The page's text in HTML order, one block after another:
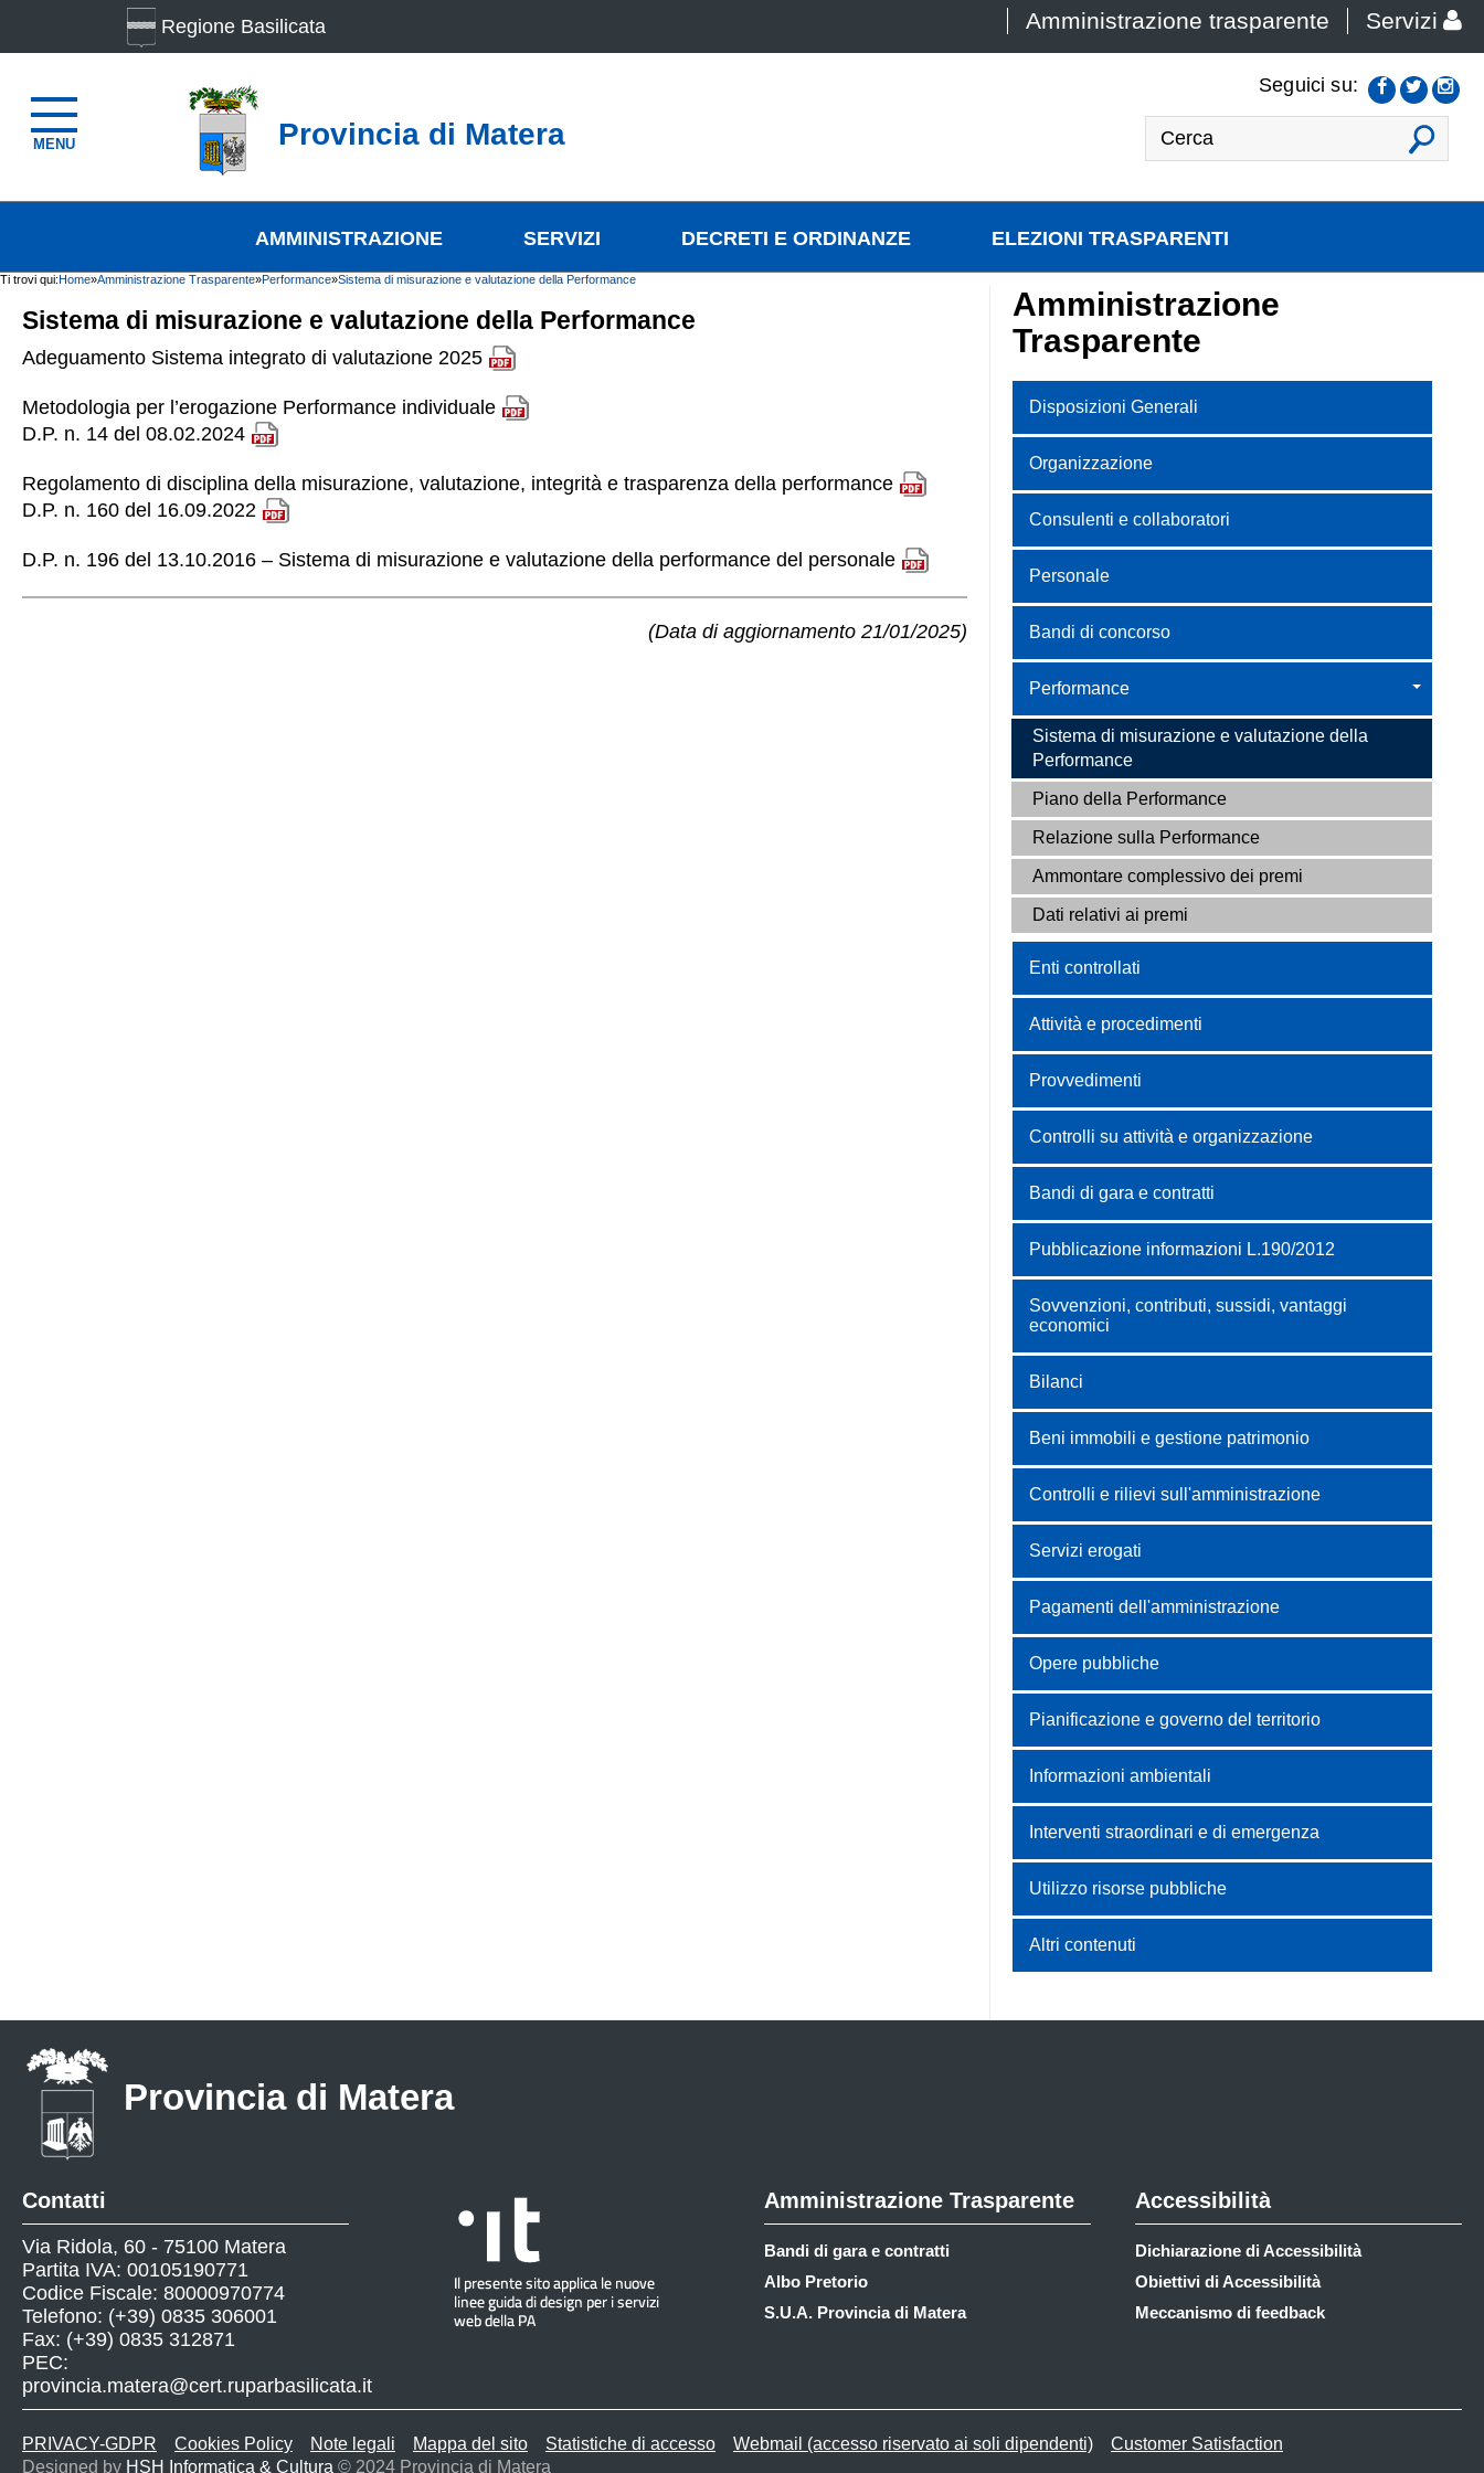
MENU
Regione Basilicata Amministrazione trasparente Servizi
Provincia di Matera VAI
Seguici su:
AMMINISTRAZIONE SERVIZI DECRETI E ORDINANZE ELEZIONI TRASPARENTI
Ti trovi qui:Home»Amministrazione Trasparente»Performance»Sistema di misurazione e valutazione della Performance
Sistema di misurazione e valutazione della Performance
Adeguamento Sistema integrato di valutazione 2025
Metodologia per l’erogazione Performance individuale
D.P. n. 14 del 08.02.2024
Regolamento di disciplina della misurazione, valutazione, integrità e trasparenza della performance
D.P. n. 160 del 16.09.2022
D.P. n. 196 del 13.10.2016 – Sistema di misurazione e valutazione della performance del personale
(Data di aggiornamento 21/01/2025)
Amministrazione
Trasparente
Disposizioni Generali
Organizzazione
Consulenti e collaboratori
Personale
Bandi di concorso
Performance
Sistema di misurazione e valutazione della
Performance
Piano della Performance
Relazione sulla Performance
Ammontare complessivo dei premi
Dati relativi ai premi
Enti controllati
Attività e procedimenti
Provvedimenti
Controlli su attività e organizzazione
Bandi di gara e contratti
Pubblicazione informazioni L.190/2012
Sovvenzioni, contributi, sussidi, vantaggi
economici
Bilanci
Beni immobili e gestione patrimonio
Controlli e rilievi sull'amministrazione
Servizi erogati
Pagamenti dell'amministrazione
Opere pubbliche
Pianificazione e governo del territorio
Informazioni ambientali
Interventi straordinari e di emergenza
Utilizzo risorse pubbliche
Altri contenuti
Provincia di Matera
Contatti
Via Ridola, 60 - 75100 Matera
Partita IVA: 00105190771
Codice Fiscale: 80000970774
Telefono: (+39) 0835 306001
Fax: (+39) 0835 312871
PEC:
provincia.matera@cert.ruparbasilicata.it
Amministrazione Trasparente
Bandi di gara e contratti
Albo Pretorio
S.U.A. Provincia di Matera
Accessibilità
Dichiarazione di Accessibilità
Obiettivi di Accessibilità
Meccanismo di feedback
PRIVACY-GDPR Cookies Policy Note legali Mappa del sito Statistiche di accesso Webmail (accesso riservato ai soli dipendenti)
Customer Satisfaction
Designed by HSH Informatica & Cultura © 2024 Provincia di Matera